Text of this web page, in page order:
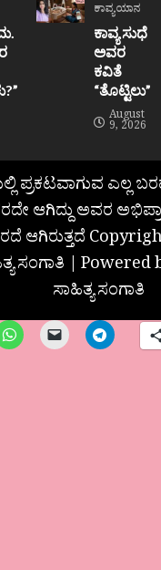
ಕಾವ್ಯಯಾನ
ಕಾವ್ಯ ಸುಧೆ
ಅವರ
ಕವಿತೆ
“ತೊಟ್ಟಿಲು”
August
9, 2026
ಪ್ರಕಟವಾಗುವ ಎಲ್ಲ
ಆಗಿದ್ದು ಅವರ
ಆಗಿರುತ್ತದೆ
ಸಂಗಾತಿ | Powered
ಸಾಹಿತ್ಯ ಸಂಗಾತಿ